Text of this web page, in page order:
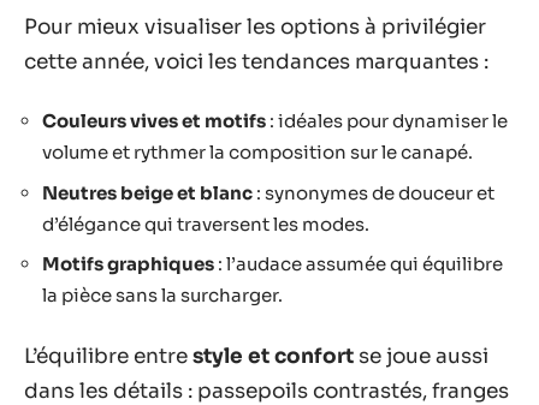
Pour mieux visualiser les options à privilégier
cette année, voici les tendances marquantes :
Couleurs vives et motifs : idéales pour dynamiser le
volume et rythmer la composition sur le canapé.
Neutres beige et blanc : synonymes de douceur et
d’élégance qui traversent les modes.
Motifs graphiques : l’audace assumée qui équilibre
la pièce sans la surcharger.
L’équilibre entrestyle et confort se joue aussi
dans les détails : passepoils contrastés, franges